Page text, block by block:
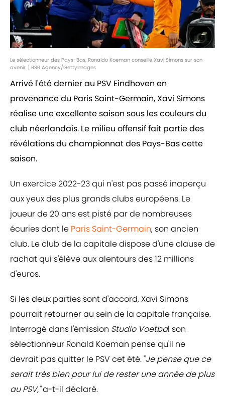
Le sélectionneur des Pays-Bas, Ronaldo Koeman conseille Xavi Simons sur son
avenir. | BSR Agency/GettyImages
Arrivé l'été dernier au PSV Eindhoven en
provenance du Paris Saint-Germain, Xavi Simons
réalise une excellente saison sous les couleurs du
club néerlandais. Le milieu offensif fait partie des
révélations du championnat des Pays-Bas cette
saison.
Un exercice 2022-23 qui n'est pas passé inaperçu
aux yeux des plus grands clubs européens. Le
joueur de 20 ans est pisté par de nombreuses
écuries dont le Paris Saint-Germain, son ancien
club. Le club de la capitale dispose d'une clause de
rachat qui s'élève aux alentours des 12 millions
d'euros.
Si les deux parties sont d'accord, Xavi Simons
pourrait retourner au sein de la capitale française.
Interrogé dans l'émission Studio Voetbal son
sélectionneur Ronald Koeman pense qu'il ne
devrait pas quitter le PSV cet été. "Je pense que ce
serait très bien pour lui de rester une année de plus
au PSV,"a-t-il déclaré.